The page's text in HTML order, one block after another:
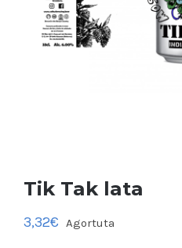
Tik Tak lata
3,32€ Agortuta